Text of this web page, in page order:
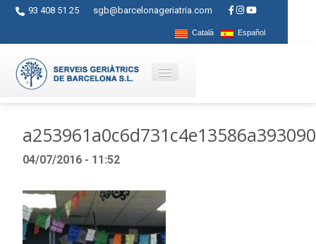
93 408 51 25 sgb@barcelonageriatria.com
Català Español
Servicios
Centros
Ayudas
04/07/2016 - 11:52